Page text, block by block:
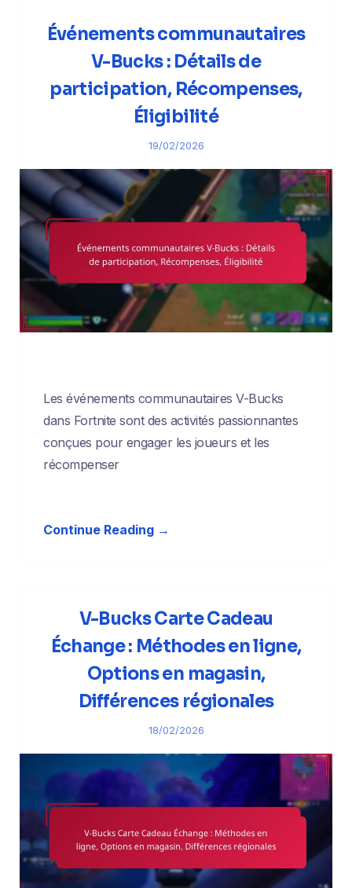
Événements communautaires
V-Bucks : Détails de
participation, Récompenses,
Éligibilité
19/02/2026
Les événements communautaires V-Bucks
dans Fortnite sont des activités passionnantes
conçues pour engager les joueurs et les
récompenser
Continue Reading →
V-Bucks Carte Cadeau
Échange : Méthodes en ligne,
Options en magasin,
Différences régionales
18/02/2026